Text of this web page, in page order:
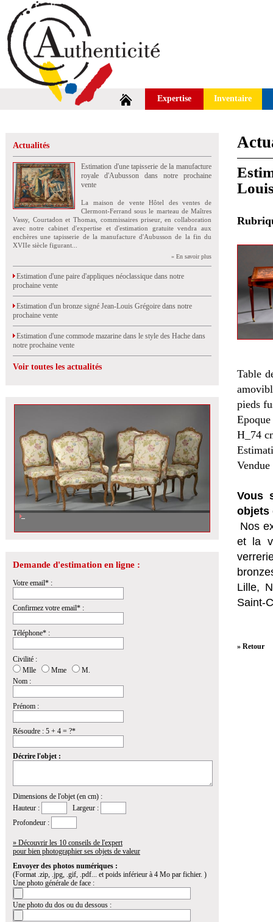
Expertise Inventaire
Actualités
Estimation d'une tapisserie de la manufacture
royale d'Aubusson dans notre prochaine
vente
La maison de vente Hôtel des ventes de
Clermont-Ferrand sous le marteau de Maîtres
Vassy, Courtadon et Thomas, commissaires priseur, en collaboration
avec notre cabinet d'expertise et d'estimation gratuite vendra aux
enchères une tapisserie de la manufacture d'Aubusson de la fin du
XVIIe siècle figurant...
» En savoir plus
Estimation d'une paire d'appliques néoclassique dans notre
prochaine vente
Estimation d'un bronze signé Jean-Louis Grégoire dans notre
prochaine vente
Estimation d'une commode mazarine dans le style des Hache dans
notre prochaine vente
Voir toutes les actualités
Demande d'estimation en ligne :
Votre email* :
Confirmez votre email* :
Téléphone* :
Civilité :
Mlle
Mme
M.
Nom :
Prénom :
Résoudre : 5 + 4 = ?*
Décrire l'objet :
Dimensions de l'objet (en cm) :
Hauteur :
Largeur :
Profondeur :
» Découvrir les 10 conseils de l'expert
pour bien photographier ses objets de valeur
Envoyer des photos numériques :
(Format .zip, .jpg, .gif, .pdf... et poids inférieur à 4 Mo par fichier. )
Une photo générale de face :
Une photo du dos ou du dessous :
Table
pieds
H_74
Vous
objets
Nos
et la
Lille,
Saint-
» Retour